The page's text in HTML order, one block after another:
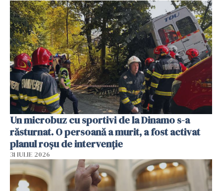
Un microbuz cu sportivi de la Dinamo s-a
răsturnat. O persoană a murit, a fost activat
planul roșu de intervenție
31 IULIE 2026